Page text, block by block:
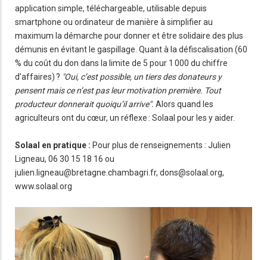
application simple, téléchargeable, utilisable depuis
smartphone ou ordinateur de manière à simplifier au
maximum la démarche pour donner et être solidaire des plus
démunis en évitant le gaspillage. Quant à la défiscalisation (60
% du coût du don dans la limite de 5 pour 1 000 du chiffre
d’affaires) ? "Oui, c’est possible, un tiers des donateurs y
pensent mais ce n’est pas leur motivation première. Tout
producteur donnerait quoiqu’il arrive". Alors quand les
agriculteurs ont du cœur, un réflexe : Solaal pour les y aider.
Solaal en pratique : Pour plus de renseignements : Julien
Ligneau, 06 30 15 18 16 ou
julien.ligneau@bretagne.chambagri.fr, dons@solaal.org,
www.solaal.org